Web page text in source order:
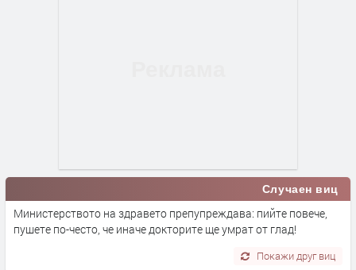
Случаен виц
Министерството на здравето препупреждава: пийте повече,
пушете по-често, че иначе докторите ще умрат от глад!
Покажи друг виц